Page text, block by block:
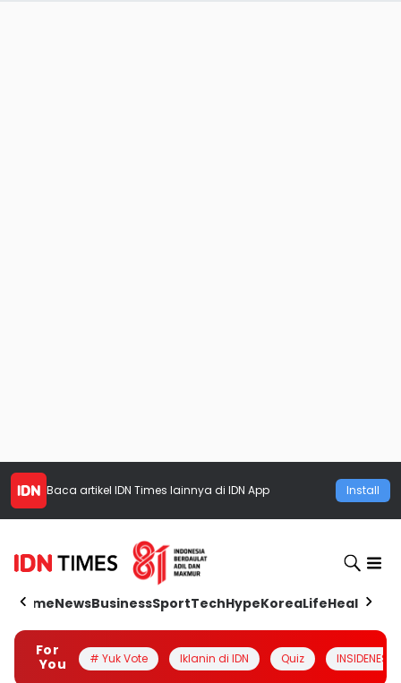
Baca artikel IDN Times lainnya di IDN App Install
HomeNewsBusinessSportTechHypeKoreaLifeHealth
For
You
# Yuk Vote Iklanin di IDN Quiz INSIDENESIA